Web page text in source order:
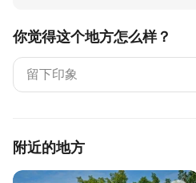
你觉得这个地方怎么样？
附近的地方